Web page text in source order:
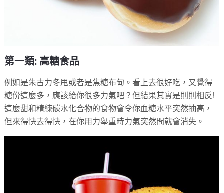
第一類: 高糖食品
例如是朱古力冬甩或者是焦糖布甸。看上去很好吃，又覺得
糖份這麼多，應該給你很多力氣吧？但結果其實是則則相反!
這麼甜和精練碳水化合物的食物會令你血糖水平突然抽高，
但來得快去得快，在你用力舉重時力氣突然間就會消失。